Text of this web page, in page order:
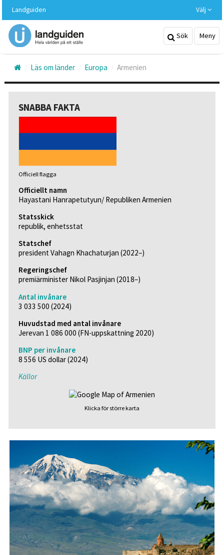
huvudinnehållet
Landguiden Välj
Sök Meny
Läs om länder Europa Armenien
SNABBA FAKTA
Officiell flagga
Officiellt namn
Hayastani Hanrapetutyun/ Republiken Armenien
Statsskick
republik, enhetsstat
Statschef
president Vahagn Khachaturjan (2022–)
Regeringschef
premiärminister Nikol Pasjinjan (2018–)
Antal invånare
3 033 500 (2024)
Huvudstad med antal invånare
Jerevan 1 086 000 (FN-uppskattning 2020)
BNP per invånare
8 556 US dollar (2024)
Källor
Klicka för större karta